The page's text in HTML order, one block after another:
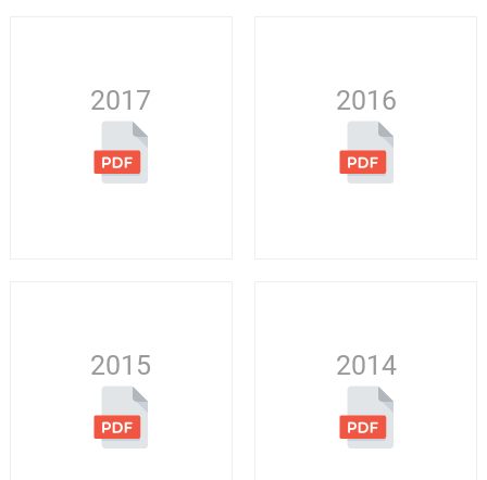
2017 2016
2015 2014